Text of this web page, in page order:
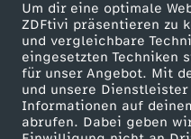
Um dir eine optimale
ZDFtivi präsentieren zu
und vergleichbare
eingesetzten Techniken
für unser Angebot. Mit
und unsere
Informationen auf
abrufen. Dabei geben
t
e
z
Mehr ZDF
ZDF-Apps